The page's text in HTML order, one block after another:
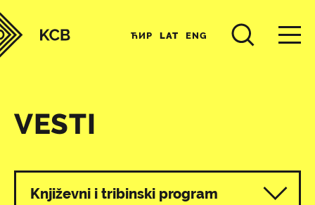
ЋИР LAT ENG
VESTI
Svi programi
Književni i tribinski program